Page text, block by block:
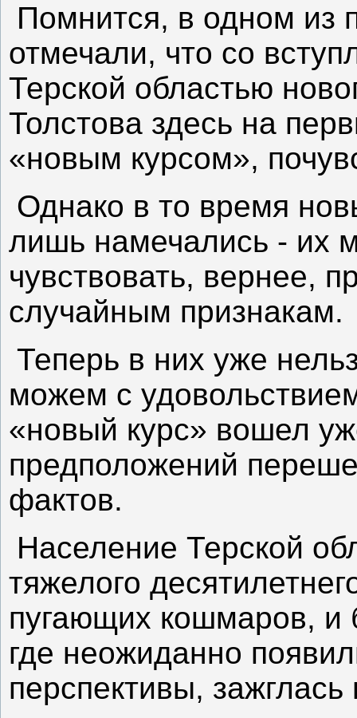
Помнится, в одном из
отмечали, что со
Терской областью
Толстова здесь на
«новым курсом»,
Однако в то время
лишь намечались - их
чувствовать, вернее,
случайным признакам.
Теперь в них уже
можем с
«новый курс» вошел
предположений
фактов.
Население Терской
тяжелого
пугающих кошмаров, и
где неожиданно
перспективы, зажглась